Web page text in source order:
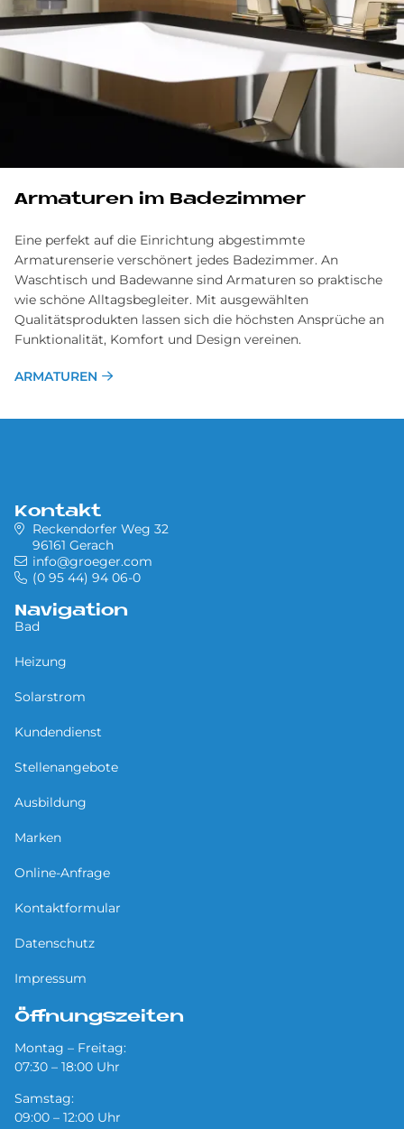
Ar­ma­tu­ren im Ba­de­zim­mer
Eine perfekt auf die Einrichtung abgestimmte
Armaturenserie verschönert jedes Badezimmer. An
Waschtisch und Badewanne sind Armaturen so praktische
wie schöne Alltagsbegleiter. Mit ausgewählten
Qualitätsprodukten lassen sich die höchsten Ansprüche an
Funktionalität, Komfort und Design vereinen.
ARMATUREN
Kontakt
Reckendorfer Weg 32
96161 Gerach
info@groeger.com
(0 95 44) 94 06-0
Navigation
Bad
Heizung
Solarstrom
Kundendienst
Stellenangebote
Ausbildung
Marken
Online-Anfrage
Kontaktformular
Datenschutz
Impressum
Öffnungszeiten
Montag – Freitag:
07:30 – 18:00 Uhr
Samstag:
09:00 – 12:00 Uhr